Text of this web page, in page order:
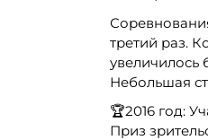
третий раз.
увеличилось
Небольшая
🏆2016 год:
Приз